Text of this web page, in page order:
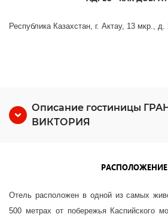
Республика Казахстан, г. Актау, 13 мкр., д.
Описание гостиницы
ВИКТОРИЯ
РАСПОЛОЖЕНИЕ
Отель расположен в одной из самых
500 метрах от побережья Каспийского